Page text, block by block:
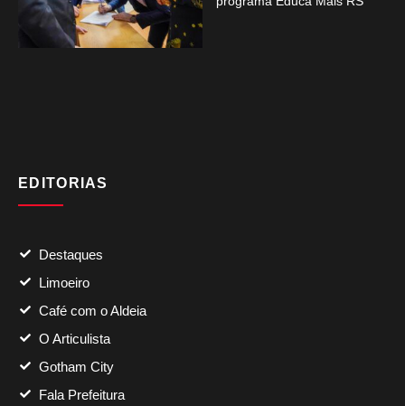
EDITORIAS
Destaques
Limoeiro
Café com o Aldeia
O Articulista
Gotham City
Fala Prefeitura